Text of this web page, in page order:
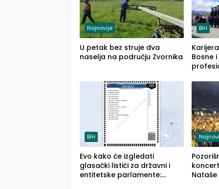
Najnovije
U petak bez struje dva
naselja na području Zvornika
BiH
Bosne
služba
BiH
Evo kako će izgledati
glasački listići za državni i
entitetske parlamente: